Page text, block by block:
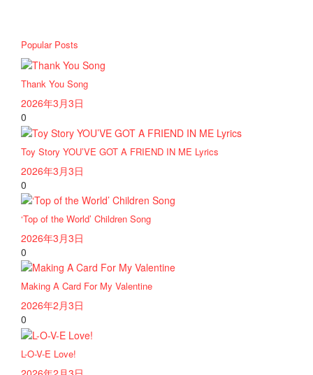
Popular Posts
Thank You Song
2026年3月3日
0
Toy Story YOU’VE GOT A FRIEND IN ME Lyrics
2026年3月3日
0
‘Top of the World’ Children Song
2026年3月3日
0
Making A Card For My Valentine
2026年2月3日
0
L-O-V-E Love!